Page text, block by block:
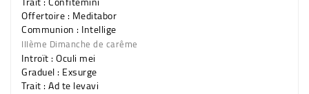
Offertoire : Meditabor
Communion : Intellige
IIIème Dimanche de carême
Introït : Oculi mei
Graduel : Exsurge
Trait : Ad te levavi